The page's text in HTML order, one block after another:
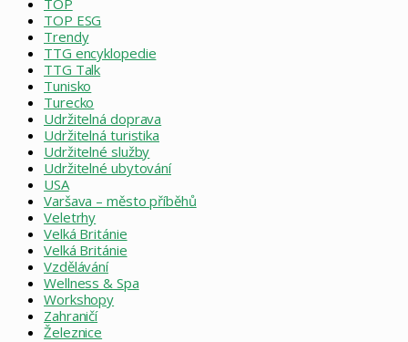
TOP ESG
Trendy
TTG encyklopedie
TTG Talk
Tunisko
Turecko
Udržitelná doprava
Udržitelná turistika
Udržitelné služby
Udržitelné ubytování
USA
Varšava – město příběhů
Veletrhy
Velká Británie
Velká Británie
Vzdělávání
Wellness & Spa
Workshopy
Zahraničí
Železnice